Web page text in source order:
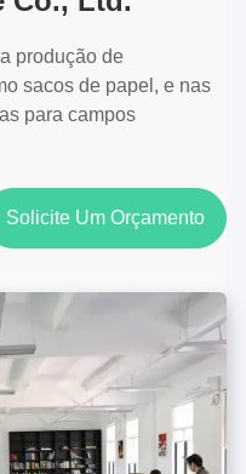
produção de
sacos de papel, e nas
para campos
Solicite Um Orçamento